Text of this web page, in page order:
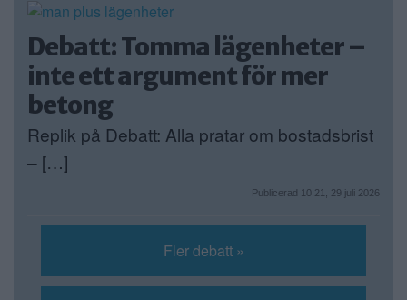
Debatt: Tomma lägenheter –
inte ett argument för mer
betong
Replik på Debatt: Alla pratar om bostadsbrist
– […]
Publicerad 10:21, 29 juli 2026
Fler debatt »